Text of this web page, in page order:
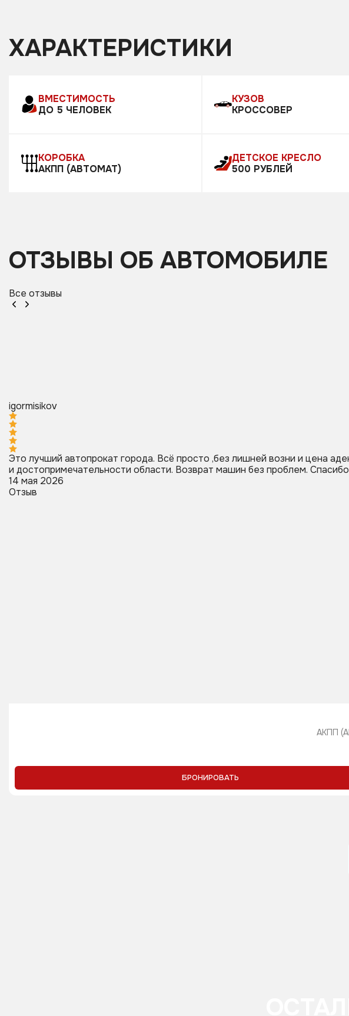
ХАРАКТЕРИСТИКИ
ВМЕСТИМОСТЬ
ДО 5 ЧЕЛОВЕК
КУЗОВ
КРОССОВЕР
КОРОБКА
АКПП (АВТОМАТ)
ДЕТСКОЕ КРЕСЛО
500 РУБЛЕЙ
ОТЗЫВЫ ОБ АВТОМОБИЛЕ
Все отзывы
igormisikov
Это лучший автопрокат города. Всё просто ,без лишней возни и цена
и достопримечательности области. Возврат машин без проблем.
14 мая 2026
Отзыв
АКПП
БРОНИРОВАТЬ